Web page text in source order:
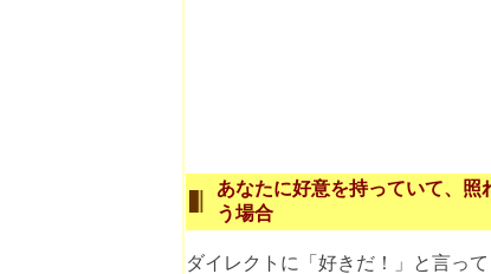
あなたに好意を持っていて、照
う場合
ダイレクトに「好きだ！」と言っ